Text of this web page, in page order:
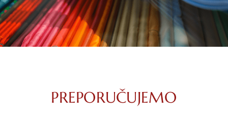
PREPORUČUJEMO